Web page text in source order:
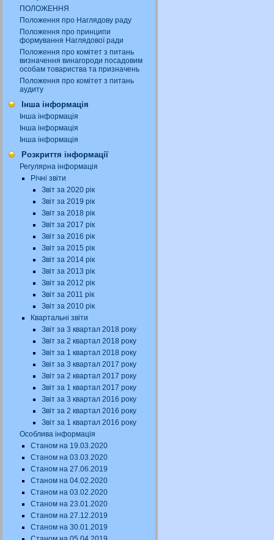
ПОЛОЖЕННЯ
Положення про Наглядову раду
Положення про принципи
формування Наглядової ради
Положення про комітет з питань
визначення винагороди посадовим
особам товариства та призначень
Положення про комітет з питань
аудиту
Інша інформація
Інша інформація
Інша інформація
Інша інформація
Розкриття інформації
Регулярна інформація
Річні звіти
Звіт за 2020 рік
Звіт за 2019 рік
Звіт за 2018 рік
Звіт за 2017 рік
Звіт за 2016 рік
Звіт за 2015 рік
Звіт за 2014 рік
Звіт за 2013 рік
Звіт за 2012 рік
Звіт за 2011 рік
Звіт за 2010 рік
Квартальні звіти
Звіт за 3 квартал 2018 року
Звіт за 2 квартал 2018 року
Звіт за 1 квартал 2018 року
Звіт за 3 квартал 2017 року
Звіт за 2 квартал 2017 року
Звіт за 1 квартал 2017 року
Звіт за 3 квартал 2016 року
Звіт за 2 квартал 2016 року
Звіт за 1 квартал 2016 року
Особлива інформація
Станом на 19.03.2020
Станом на 03.03.2020
Станом на 27.06.2019
Станом на 04.02.2020
Станом на 03.02.2020
Станом на 23.01.2020
Станом на 27.12.2019
Станом на 30.01.2019